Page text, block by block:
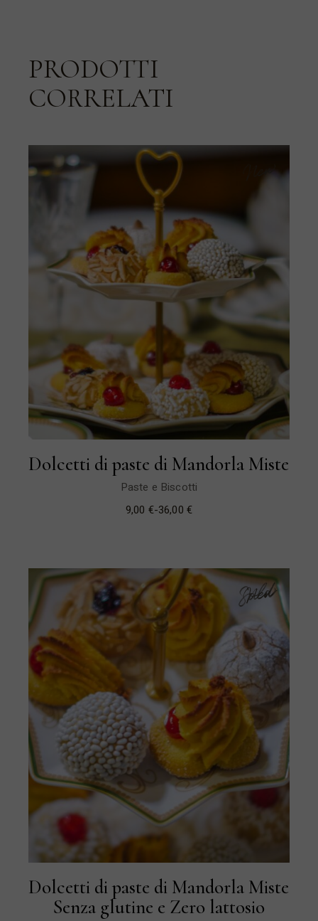
PRODOTTI
CORRELATI
New
Dolcetti di paste di Mandorla Miste
Paste e Biscotti
9,00 €-36,00 €
Sold
New
Dolcetti di paste di Mandorla Miste
Senza glutine e Zero lattosio